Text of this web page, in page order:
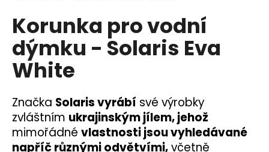
produktu
je
0,0
z
5
hvězdiček.
Korunka pro vodní
dýmku - Solaris Eva
White
Značka Solaris vyrábí své výrobky
zvláštním ukrajinským jílem, jehož
mimořádné vlastnosti jsou vyhledávané
napříč různými odvětvími,včetně
D
o
p
o
u
č
u
j